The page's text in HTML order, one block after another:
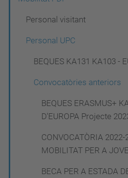
Personal visitant
Personal UPC
BEQUES KA131 KA103 -
Convocatòries anteriors
BEQUES ERASMUS+
D'EUROPA Projecte
CONVOCATÒRIA 2022-
MOBILITAT PER A
BECA PER A ESTADA